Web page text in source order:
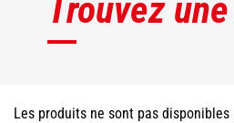
Trouvez
Les produits ne sont pas